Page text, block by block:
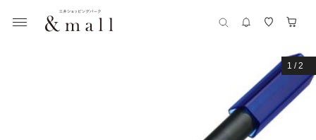
1 /2